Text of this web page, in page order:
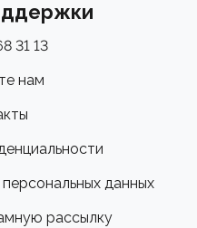
31 13
нам
данных
рассылку